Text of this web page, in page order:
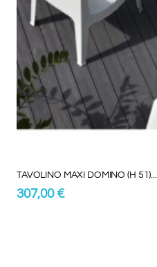
TAVOLINO MAXI DOMINO (H 51)...
307,00 €